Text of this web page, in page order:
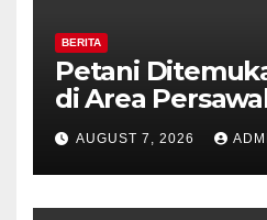
BERITA
Petani
di Area
Polisi Pastikan
Tanda
AUGUST 7, 2026